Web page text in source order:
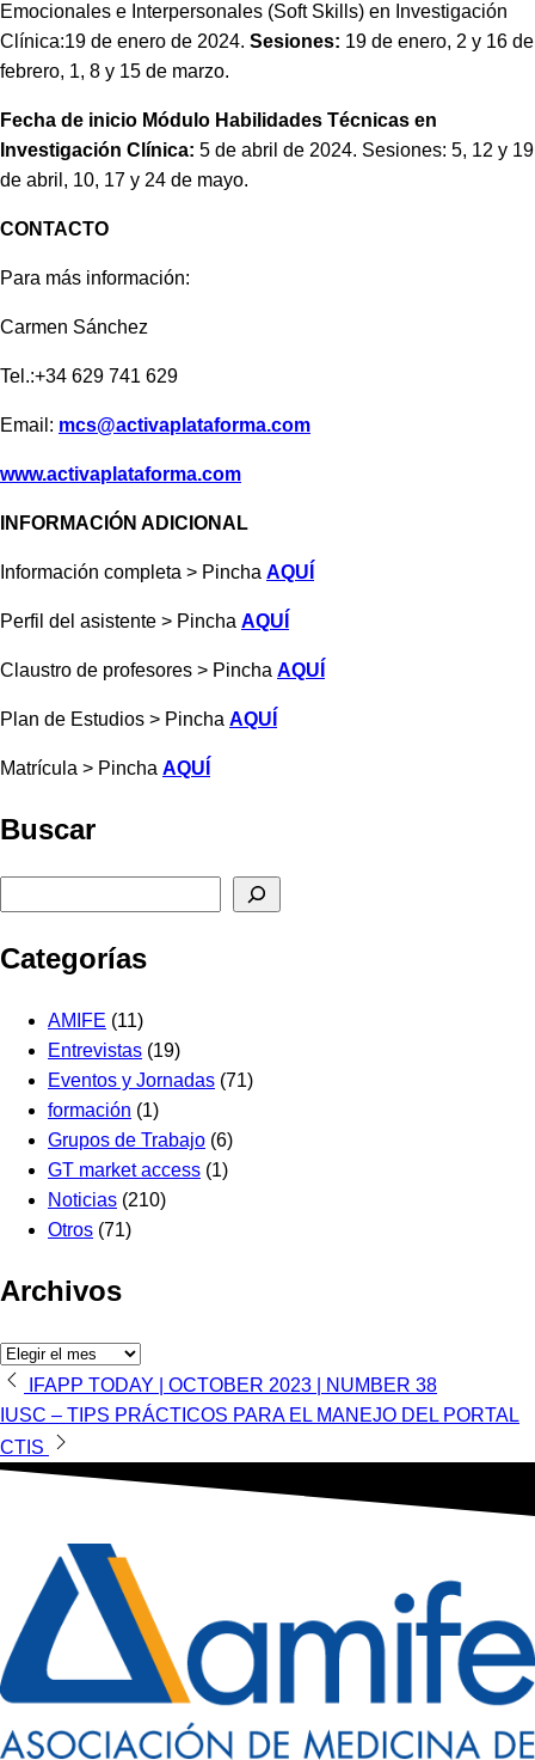
Emocionales e Interpersonales (Soft Skills) en Investigación
Clínica:19 de enero de 2024. Sesiones: 19 de enero, 2 y 16 de
febrero, 1, 8 y 15 de marzo.
Fecha de inicio Módulo Habilidades Técnicas en
Investigación Clínica: 5 de abril de 2024. Sesiones: 5, 12 y 19
de abril, 10, 17 y 24 de mayo.
CONTACTO
Para más información:
Carmen Sánchez
Tel.:+34 629 741 629
Email: mcs@activaplataforma.com
www.activaplataforma.com
INFORMACIÓN ADICIONAL
Información completa > Pincha AQUÍ
Perfil del asistente > Pincha AQUÍ
Claustro de profesores > Pincha AQUÍ
Plan de Estudios > Pincha AQUÍ
Matrícula > Pincha AQUÍ
Buscar
Categorías
AMIFE (11)
Entrevistas (19)
Eventos y Jornadas (71)
formación (1)
Grupos de Trabajo (6)
GT market access (1)
Noticias (210)
Otros (71)
Archivos
Archivos
Navegación
de
entradas
IFAPP TODAY | OCTOBER 2023 | NUMBER 38
IUSC – TIPS PRÁCTICOS PARA EL MANEJO DEL PORTAL
CTIS